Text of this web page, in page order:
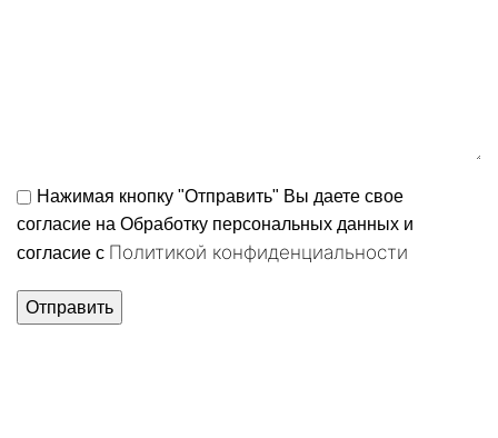
Нажимая кнопку "Отправить" Вы даете свое
согласие на Обработку персональных данных и
согласие c Политикой конфиденциальности